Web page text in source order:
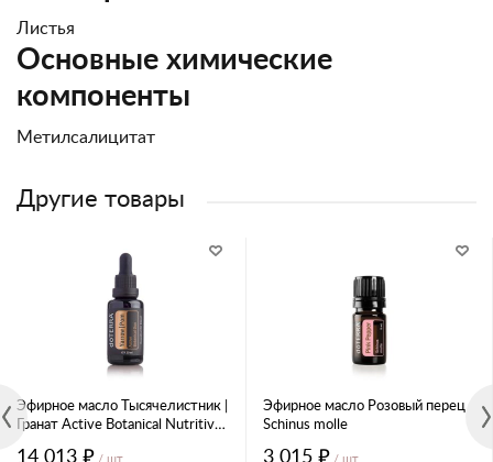
Листья
Основные химические
компоненты
Метилсалицитат
Другие товары
Эфирное масло Тысячелистник |
Гранат Active Botanical Nutritive
14 013 ₽ / шт
Эфирное масло Розовый перец
Schinus molle
3 015 ₽ / шт